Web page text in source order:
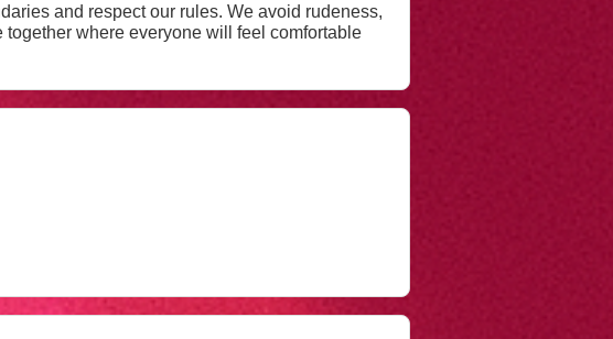
and respect our rules. We avoid rudeness,
where everyone will feel comfortable